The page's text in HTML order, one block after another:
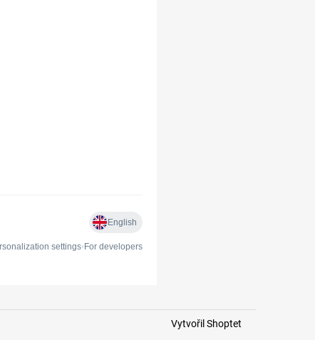
Vytvořil Shoptet